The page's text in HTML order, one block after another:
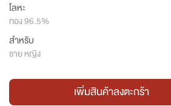
โลหะ
ทอง 96.5%
สำหรับ
ชาย หญิง
เพิ่มสินค้าลงตะกร้า